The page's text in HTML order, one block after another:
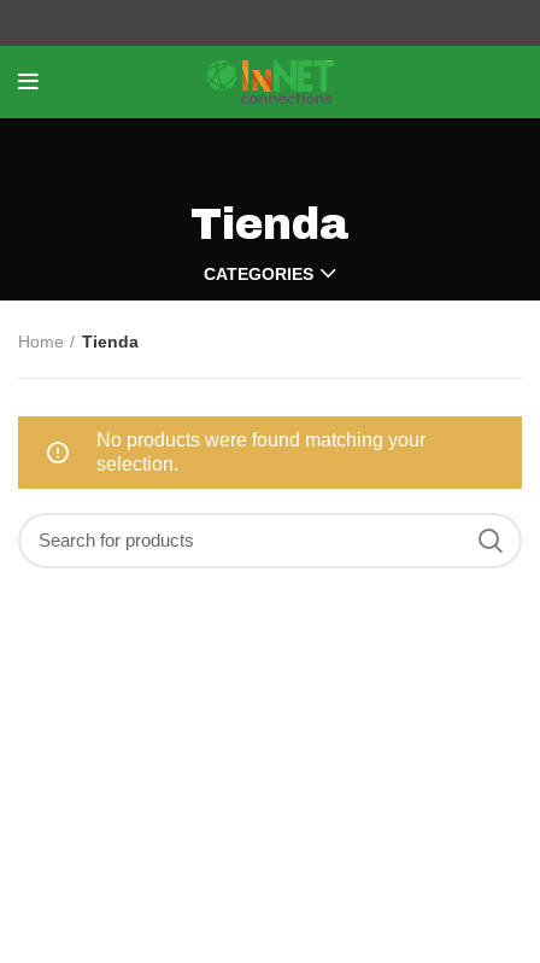
Tienda
CATEGORIES
Home Tienda
No products were found matching your
selection.